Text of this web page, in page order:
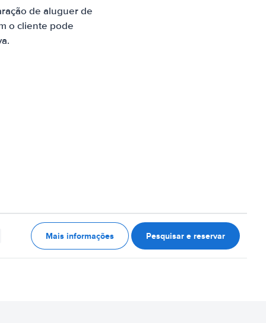
de aluguer de
o cliente pode
Mais informações Pesquisar e reservar